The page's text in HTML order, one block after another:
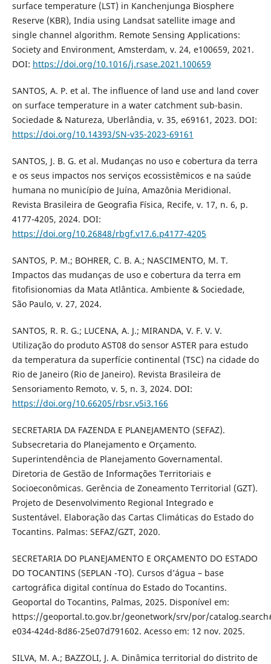
surface temperature (LST) in Kanchenjunga Biosphere
Reserve (KBR), India using Landsat satellite image and
single channel algorithm. Remote Sensing Applications:
Society and Environment, Amsterdam, v. 24, e100659, 2021.
DOI: https://doi.org/10.1016/j.rsase.2021.100659
SANTOS, A. P. et al. The influence of land use and land cover
on surface temperature in a water catchment sub-basin.
Sociedade & Natureza, Uberlândia, v. 35, e69161, 2023. DOI:
https://doi.org/10.14393/SN-v35-2023-69161
SANTOS, J. B. G. et al. Mudanças no uso e cobertura da terra
e os seus impactos nos serviços ecossistêmicos e na saúde
humana no município de Juína, Amazônia Meridional.
Revista Brasileira de Geografia Física, Recife, v. 17, n. 6, p.
4177-4205, 2024. DOI:
https://doi.org/10.26848/rbgf.v17.6.p4177-4205
SANTOS, P. M.; BOHRER, C. B. A.; NASCIMENTO, M. T.
Impactos das mudanças de uso e cobertura da terra em
fitofisionomias da Mata Atlântica. Ambiente & Sociedade,
São Paulo, v. 27, 2024.
SANTOS, R. R. G.; LUCENA, A. J.; MIRANDA, V. F. V. V.
Utilização do produto AST08 do sensor ASTER para estudo
da temperatura da superfície continental (TSC) na cidade do
Rio de Janeiro (Rio de Janeiro). Revista Brasileira de
Sensoriamento Remoto, v. 5, n. 3, 2024. DOI:
https://doi.org/10.66205/rbsr.v5i3.166
SECRETARIA DA FAZENDA E PLANEJAMENTO (SEFAZ).
Subsecretaria do Planejamento e Orçamento.
Superintendência de Planejamento Governamental.
Diretoria de Gestão de Informações Territoriais e
Socioeconômicas. Gerência de Zoneamento Territorial (GZT).
Projeto de Desenvolvimento Regional Integrado e
Sustentável. Elaboração das Cartas Climáticas do Estado do
Tocantins. Palmas: SEFAZ/GZT, 2020.
SECRETARIA DO PLANEJAMENTO E ORÇAMENTO DO ESTADO
DO TOCANTINS (SEPLAN -TO). Cursos d’água – base
cartográfica digital contínua do Estado do Tocantins.
Geoportal do Tocantins, Palmas, 2025. Disponível em:
https://geoportal.to.gov.br/geonetwork/srv/por/
e034-424d-8d86-25e07d791602. Acesso em: 12 nov. 2025.
SILVA, M. A.; BAZZOLI, J. A. Dinâmica territorial do distrito de